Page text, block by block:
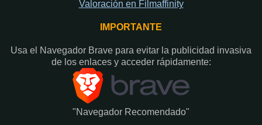
Valoración en Fi lmaffinity
IMPORTANTE
Usa el Navegador Brave para evitar la publicidad invasiva
de los enlaces y acceder rápidamente:​
"Navegador Recomendado"